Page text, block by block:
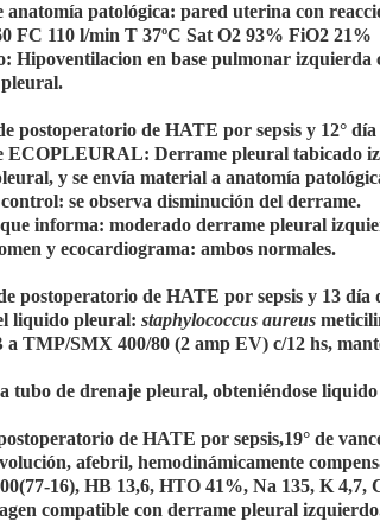
anatomía patológica: pared uterina con
FC 110 l/min T 37ºC Sat O2 93% FiO2 21%
Hipoventilacion en base pulmonar izquierda
pleural.
postoperatorio de HATE por sepsis y 12°
ECOPLEURAL: Derrame pleural tabicado
y se envía material a anatomía
se observa disminución del derrame.
informa: moderado derrame pleural
y ecocardiograma: ambos normales.
postoperatorio de HATE por sepsis y 13
liquido pleural: staphylococcus aureus
a TMP/SMX 400/80 (2 amp EV) c/12 hs,
tubo de drenaje pleural, obteniéndose
de HATE por sepsis,19° de
afebril, hemodinámicamente
16), HB 13,6, HTO 41%, Na 135, K 4,7,
compatible con derrame pleural